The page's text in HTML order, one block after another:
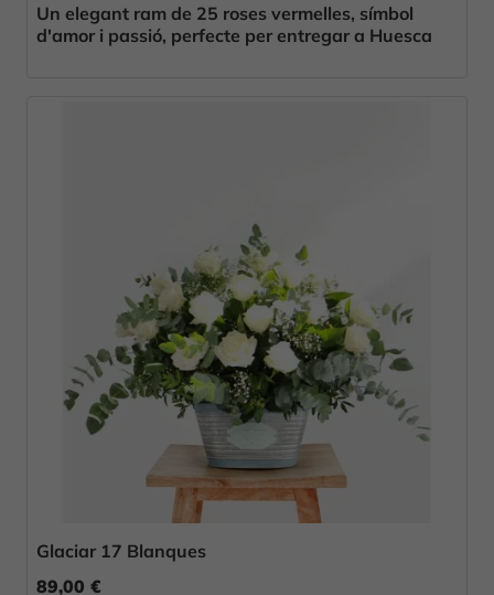
Un elegant ram de 25 roses vermelles, símbol
d'amor i passió, perfecte per entregar a Huesca
Glaciar 17 Blanques
89,00 €